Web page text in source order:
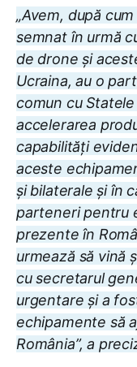
„Avem, după
semnat în urmă
de drone și
Ucraina, au o
comun cu
accelerarea
capabilități
aceste
și bilaterale și în
parteneri pentru
prezente în
urmează să vină
cu secretarul
urgentare și a
echipamente să
România”, a